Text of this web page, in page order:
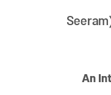
مقدمه ای بر بیوکامپوزیت ها (Seeram
An